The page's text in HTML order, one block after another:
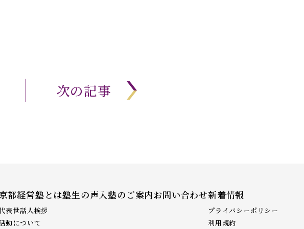
次の記事
都経営塾とは
表世話人挨拶
動について
塾生の声入塾のご案内お問い合わせ新着情報
プライバシーポリシー
利用規約